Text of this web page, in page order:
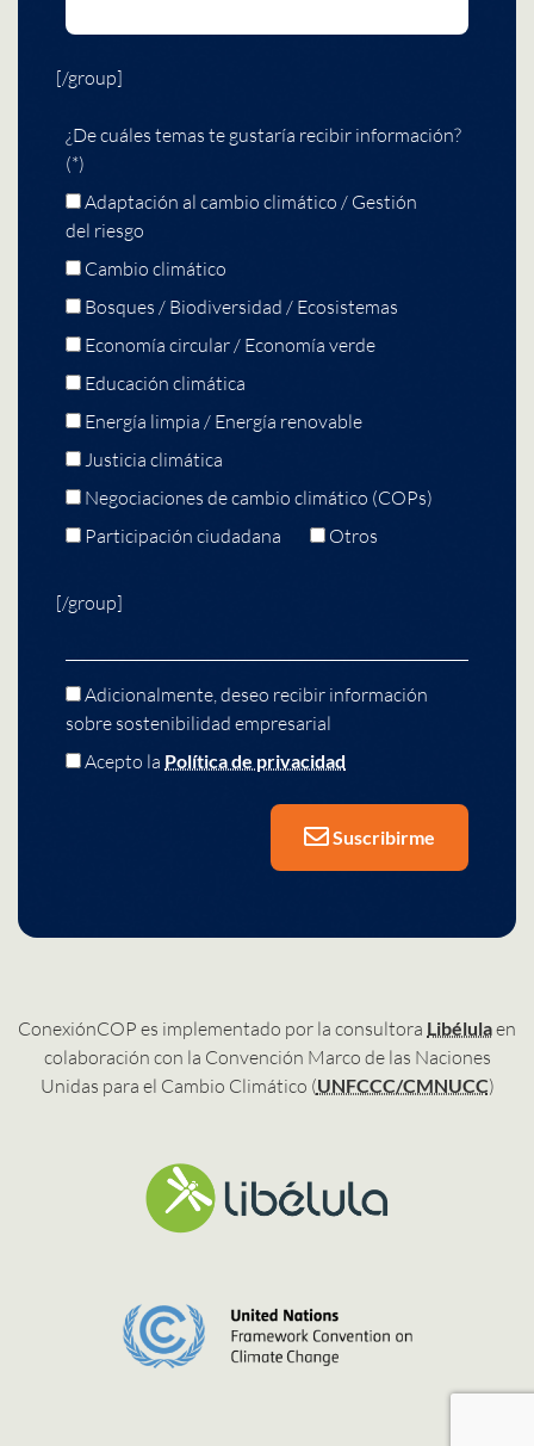
[/group]
¿De cuáles temas te gustaría recibir información?
(*)
Adaptación al cambio climático / Gestión
del riesgo
Cambio climático
Bosques / Biodiversidad / Ecosistemas
Economía circular / Economía verde
Educación climática
Energía limpia / Energía renovable
Justicia climática
Negociaciones de cambio climático (COPs)
Participación ciudadana
Otros
[/group]
Adicionalmente, deseo recibir información
sobre sostenibilidad empresarial
Acepto la Política de privacidad
Suscribirme
ConexiónCOP es implementado por la consultora Libélulaen
colaboración con la Convención Marco de las Naciones
Unidas para el Cambio Climático (UNFCCC/CMNUCC)